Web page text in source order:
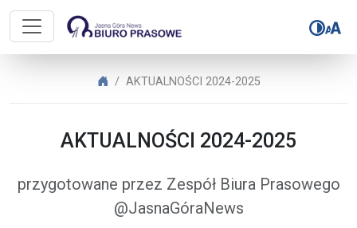
Biuro Prasowe Jasnej Góry –
Biuro Prasowe Jasnej Góry
AKTUALNOŚCI 2024-2025
AKTUALNOŚCI 2024-2025
przygotowane przez Zespół Biura Prasowego
@JasnaGóraNews